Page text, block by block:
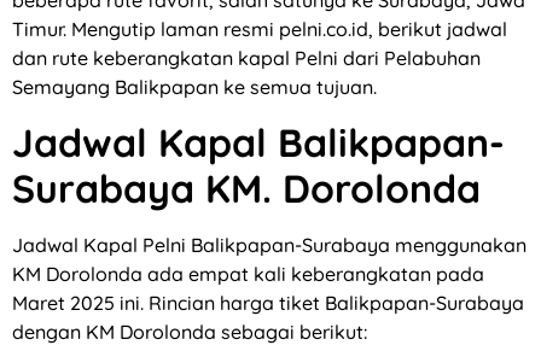
Timur. Mengutip laman resmi pelni.co.id, berikut jadwal
dan rute keberangkatan kapal Pelni dari Pelabuhan
Semayang Balikpapan ke semua tujuan.
Jadwal Kapal Balikpapan-
Surabaya KM. Dorolonda
Jadwal Kapal Pelni Balikpapan-Surabaya menggunakan
KM Dorolonda ada empat kali keberangkatan pada
Maret 2025 ini. Rincian harga tiket Balikpapan-Surabaya
dengan KM Dorolonda sebagai berikut: